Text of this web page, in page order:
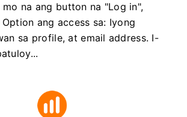
na ang button na "Log in",
ang access sa: Iyong
sa profile, at email address. I-